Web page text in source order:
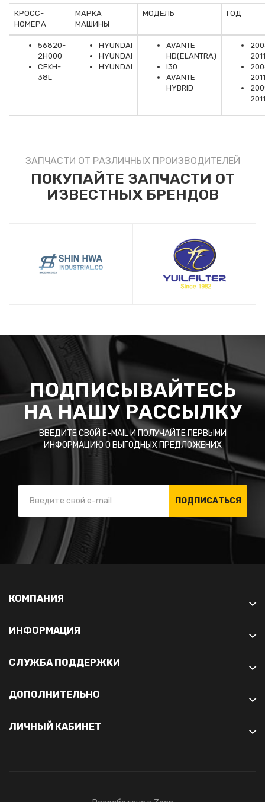
КРОСС-
НОМЕРА
МАРКА
МАШИНЫ
МОДЕЛЬ ГОД
56820-
2H000
CEKH-
38L
HYUNDAI
HYUNDAI
HYUNDAI
AVANTE
HD(ELANTRA)
I30
AVANTE
HYBRID
2011
2011
2011
ЗАПЧАСТИ ОТ РАЗЛИЧНЫХ ПРОИЗВОДИТЕЛЕЙ
ПОКУПАЙТЕ ЗАПЧАСТИ ОТ
ИЗВЕСТНЫХ БРЕНДОВ
ПОДПИСЫВАЙТЕСЬ
НА НАШУ РАССЫЛКУ
ВВЕДИТЕ СВОЙ E-MAIL И ПОЛУЧАЙТЕ ПЕРВЫМИ
ИНФОРМАЦИЮ О ВЫГОДНЫХ ПРЕДЛОЖЕНИХ
ПОДПИСАТЬСЯ
КОМПАНИЯ
ИНФОРМАЦИЯ
СЛУЖБА ПОДДЕРЖКИ
ДОПОЛНИТЕЛЬНО
ЛИЧНЫЙ КАБИНЕТ